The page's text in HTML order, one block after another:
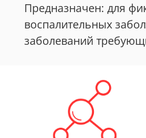
Предназначен: для
воспалительных
заболеваний